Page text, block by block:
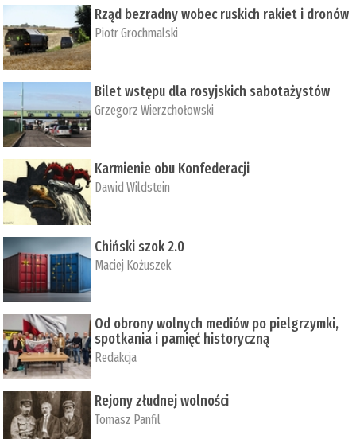
Rząd bezradny wobec ruskich rakiet i dronów
Piotr Grochmalski
Bilet wstępu dla rosyjskich sabotażystów
Grzegorz Wierzchołowski
Karmienie obu Konfederacji
Dawid Wildstein
Chiński szok 2.0
Maciej Kożuszek
Od obrony wolnych mediów po pielgrzymki,
spotkania i pamięć historyczną
Redakcja
Rejony złudnej wolności
Tomasz Panfil